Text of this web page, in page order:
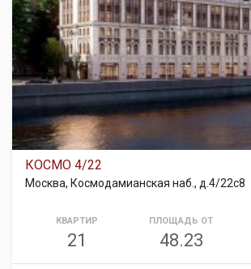
КОСМО 4/22
Москва, Космодамианская наб., д.4/22с8
КВАРТИР
21
ПЛОЩАДЬ ОТ
48.23